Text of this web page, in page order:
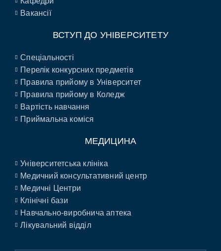
Вакансії
ВСТУП ДО УНІВЕРСИТЕТУ
Спеціальності
Перелік конкурсних предметів
Правила прийому в Університет
Правила прийому в Коледж
Вартість навчання
Приймальна коміся
МЕДИЦИНА
Університетська клініка
Медичний консультативний центр
Медичні Центри
Клінічні бази
Навчально-виробнича аптека
Лікувальний відділ